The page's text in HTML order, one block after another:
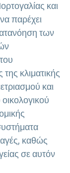
και
παρέχει
των
κλιματικής
και
καθώς
σε αυτόν